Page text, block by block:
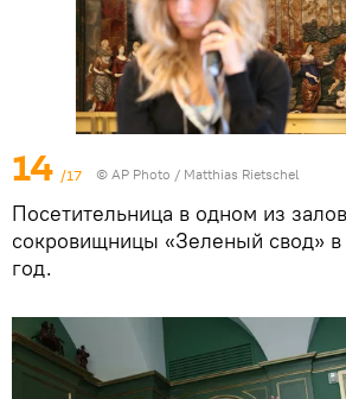
14 /17 © AP Photo / Matthias Rietschel
Посетительница в одном из
сокровищницы «Зеленый свод»
год.